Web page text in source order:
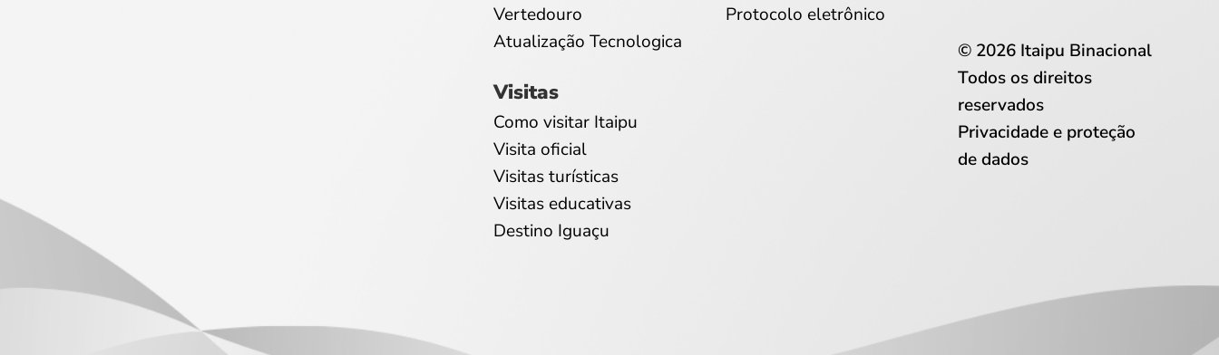
Vertedouro
Atualização Tecnologica
Visitas
Como visitar Itaipu
Visita oficial
Visitas turísticas
Visitas educativas
Destino Iguaçu
Protocolo eletrônico
© 2026 Itaipu Binacional
Todos os direitos
reservados
Privacidade e proteção
de dados